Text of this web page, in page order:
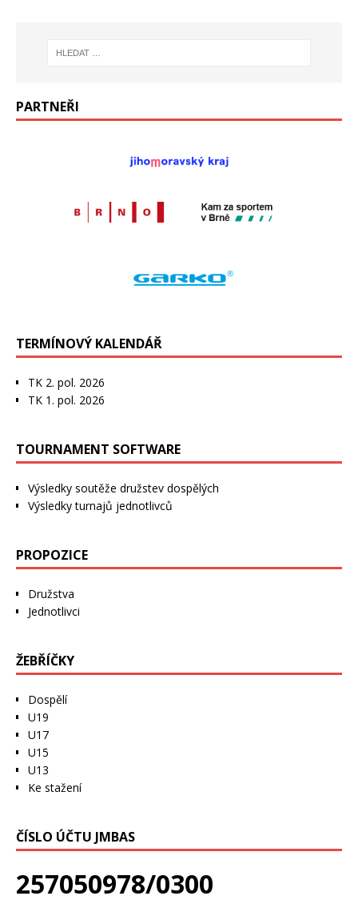
PARTNEŘI
TERMÍNOVÝ KALENDÁŘ
TK 2. pol. 2026
TK 1. pol. 2026
TOURNAMENT SOFTWARE
Výsledky soutěže družstev dospělých
Výsledky turnajů jednotlivců
PROPOZICE
Družstva
Jednotlivci
ŽEBŘÍČKY
Dospělí
U19
U17
U15
U13
Ke stažení
ČÍSLO ÚČTU JMBAS
257050978/0300